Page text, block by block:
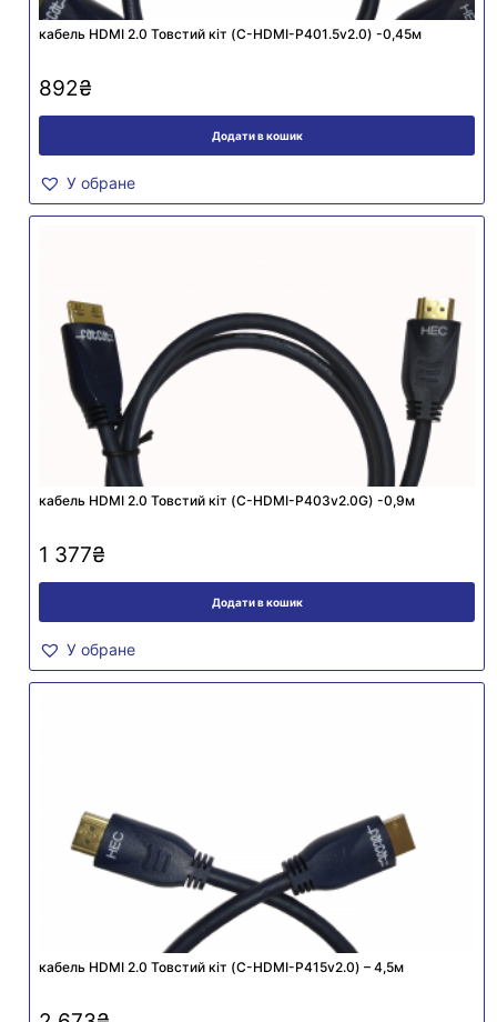
кабель HDMI 2.0 Товстий кіт (C-HDMI-P401.5v2.0) -0,45м
892₴
Додати в кошик
У обране
кабель HDMI 2.0 Товстий кіт (C-HDMI-P403v2.0G) -0,9м
1 377₴
Додати в кошик
У обране
кабель HDMI 2.0 Товстий кіт (C-HDMI-P415v2.0) – 4,5м